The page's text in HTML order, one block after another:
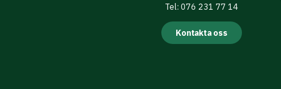
Tel: 076 231 77 14
Kontakta oss